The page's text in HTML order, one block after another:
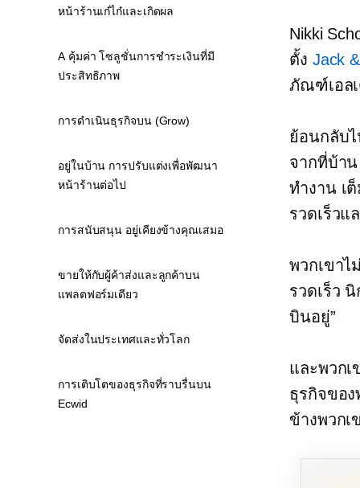
Nikki
ตั้ง Jack
ภัณฑ์เอล
ย้อนกลับ
จากที่บ้า
ทำงาน เ
รวดเร็วแ
พวกเขาไ
รวดเร็ว
บินอยู่”
และพวกเ
ธุรกิจของ
ข้างพวกเ
หน้าร้านเก๋ไก๋และเกิดผล
A คุ้มค่า โซลูชั่นการชำระเงินที่มี
ประสิทธิภาพ
การดำเนินธุรกิจบน (Grow)
อยู่ในบ้าน การปรับแต่งเพื่อพัฒนา
หน้าร้านต่อไป
การสนับสนุน อยู่เคียงข้างคุณเสมอ
ขายให้กับผู้ค้าส่งและลูกค้าบน
แพลตฟอร์มเดียว
จัดส่งในประเทศและทั่วโลก
การเติบโตของธุรกิจที่ราบรื่นบน
Ecwid